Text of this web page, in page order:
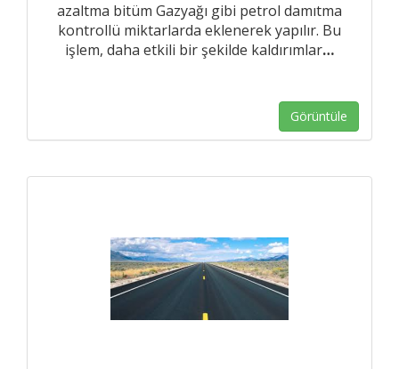
azaltma bitüm Gazyağı gibi petrol damıtma
kontrollü miktarlarda eklenerek yapılır. Bu
işlem, daha etkili bir şekilde kaldırımlar…
Görüntüle